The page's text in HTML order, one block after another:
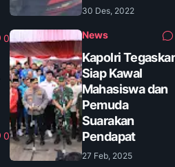
0
0
30 Des, 2022
News
Kapolri
Siap Kawal
Mahasiswa dan
Pemuda
Suarakan
Pendapat
27 Feb, 2025